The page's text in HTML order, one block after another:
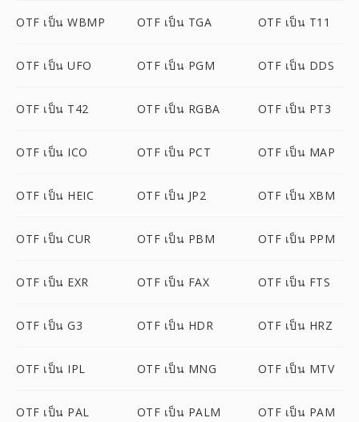
OTF เป็น WBMP OTF เป็น TGA OTF เป็น T11
OTF เป็น UFO OTF เป็น PGM OTF เป็น DDS
OTF เป็น T42 OTF เป็น RGBA OTF เป็น PT3
OTF เป็น ICO OTF เป็น PCT OTF เป็น MAP
OTF เป็น HEIC OTF เป็น JP2 OTF เป็น XBM
OTF เป็น CUR OTF เป็น PBM OTF เป็น PPM
OTF เป็น EXR OTF เป็น FAX OTF เป็น FTS
OTF เป็น G3 OTF เป็น HDR OTF เป็น HRZ
OTF เป็น IPL OTF เป็น MNG OTF เป็น MTV
OTF เป็น PAL OTF เป็น PALM OTF เป็น PAM